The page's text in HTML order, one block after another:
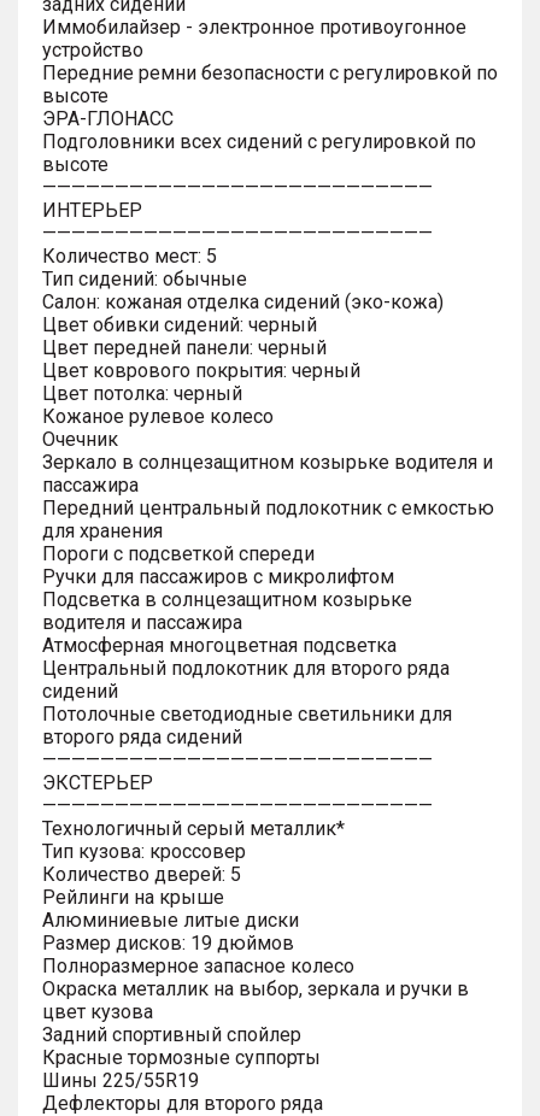
Иммобилайзер - электронное противоугонное
устройство
Передние ремни безопасности с регулировкой по
высоте
ЭРА-ГЛОНАСС
Подголовники всех сидений с регулировкой по
высоте
———————————————————————————
ИНТЕРЬЕР
———————————————————————————
Количество мест: 5
Тип сидений: обычные
Салон: кожаная отделка сидений (эко-кожа)
Цвет обивки сидений: черный
Цвет передней панели: черный
Цвет коврового покрытия: черный
Цвет потолка: черный
Кожаное рулевое колесо
Очечник
Зеркало в солнцезащитном козырьке водителя и
пассажира
Передний центральный подлокотник с емкостью
для хранения
Пороги с подсветкой спереди
Ручки для пассажиров с микролифтом
Подсветка в солнцезащитном козырьке
водителя и пассажира
Атмосферная многоцветная подсветка
Центральный подлокотник для второго ряда
сидений
Потолочные светодиодные светильники для
второго ряда сидений
———————————————————————————
ЭКСТЕРЬЕР
———————————————————————————
Технологичный серый металлик*
Тип кузова: кроссовер
Количество дверей: 5
Рейлинги на крыше
Алюминиевые литые диски
Размер дисков: 19 дюймов
Полноразмерное запасное колесо
Окраска металлик на выбор, зеркала и ручки в
цвет кузова
Задний спортивный спойлер
Красные тормозные суппорты
Шины 225/55R19
Дефлекторы для второго ряда